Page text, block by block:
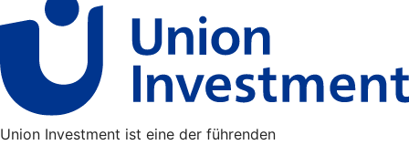
Union Investment ist eine der führenden